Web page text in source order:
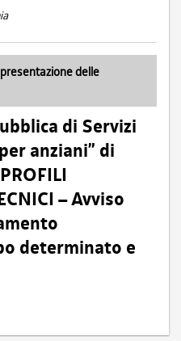
delle
di Servizi
anziani” di
– Avviso
determinato e